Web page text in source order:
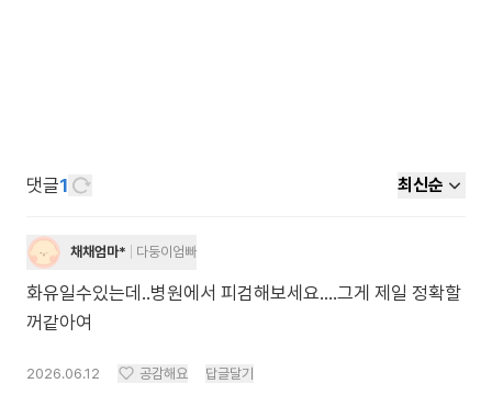
댓글1 최신순
채채엄마* 다둥이엄빠
화유일수있는데..병원에서 피검해보세요....그게 제일 정확할
꺼같아여
2026.06.12 공감해요 답글달기